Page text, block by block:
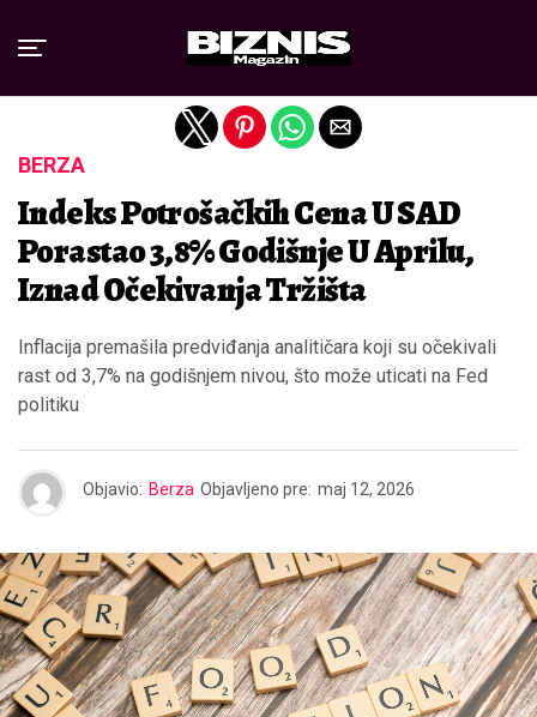
BERZA
Indeks Potrošačkih Cena U SAD
Porastao 3,8% Godišnje U Aprilu,
Iznad Očekivanja Tržišta
Inflacija premašila predviđanja analitičara koji su očekivali
rast od 3,7% na godišnjem nivou, što može uticati na Fed
politiku
Objavio: Berza Objavljeno pre: maj 12, 2026
Exit mobile version